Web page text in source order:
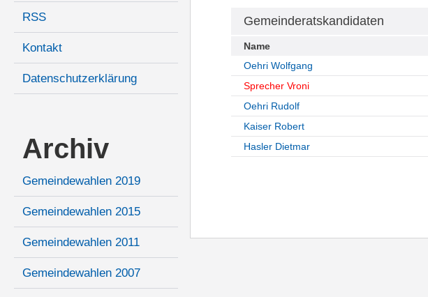
RSS
Kontakt
Datenschutzerklärung
Archiv
Gemeindewahlen 2019
Gemeindewahlen 2015
Gemeindewahlen 2011
Gemeindewahlen 2007
Gemeinderatskandidaten
Name
Oehri Wolfgang
Sprecher Vroni
Oehri Rudolf
Kaiser Robert
Hasler Dietmar